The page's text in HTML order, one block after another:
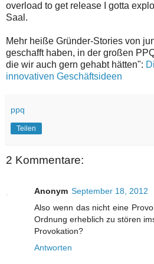
overload to get release I gotta
Saal.
Mehr heiße Gründer-Stories von
geschafft haben, in der großen
die wir auch gern gehabt hätten":
innovativen Geschäftsideen
ppq
Teilen
2 Kommentare:
Anonym September 18, 2012
Also wenn das nicht eine
Ordnung erheblich zu stören
Provokation?
Antworten